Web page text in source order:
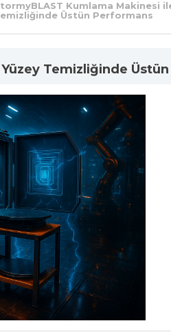
Kumlama Makinesi
Üstün Performans
Temizliğinde